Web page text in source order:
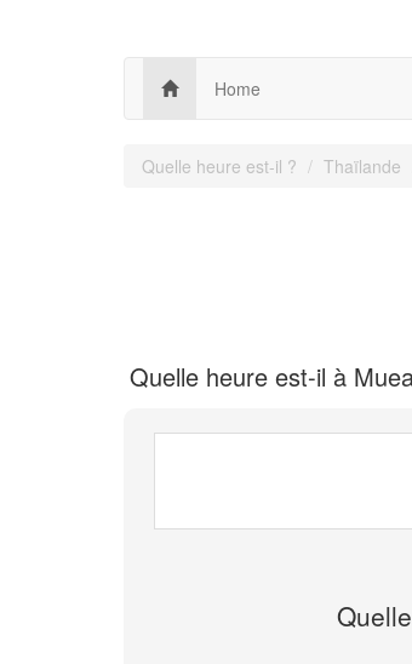
Home
Quelle heure est-il ? Thaïlande
Quelle heure est-il à